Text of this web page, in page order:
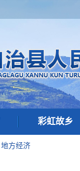
彩虹故乡
地方经济